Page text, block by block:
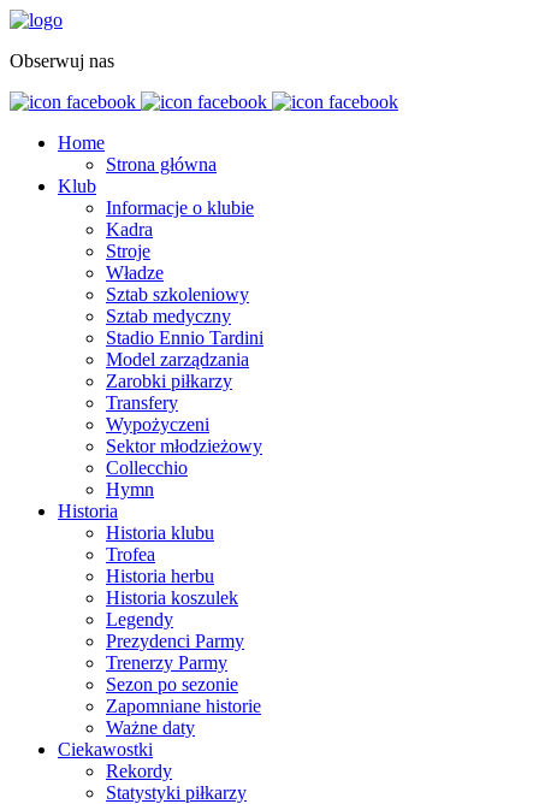
Obserwuj nas
Home
Strona główna
Klub
Informacje o klubie
Kadra
Stroje
Władze
Sztab szkoleniowy
Sztab medyczny
Stadio Ennio Tardini
Model zarządzania
Zarobki piłkarzy
Transfery
Wypożyczeni
Sektor młodzieżowy
Collecchio
Hymn
Historia
Historia klubu
Trofea
Historia herbu
Historia koszulek
Legendy
Prezydenci Parmy
Trenerzy Parmy
Sezon po sezonie
Zapomniane historie
Ważne daty
Ciekawostki
Rekordy
Statystyki piłkarzy